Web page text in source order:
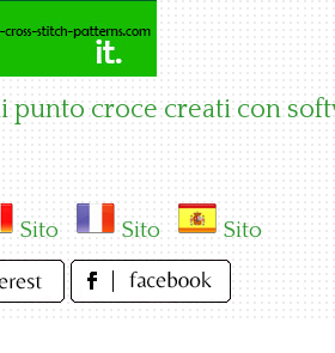
punto croce creati con
Sito Sito Sito